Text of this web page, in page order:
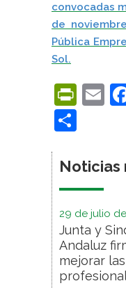
convocadas
de
Pública
Sol.
Noticias
29 de julio
Junta y
Andaluz
mejorar